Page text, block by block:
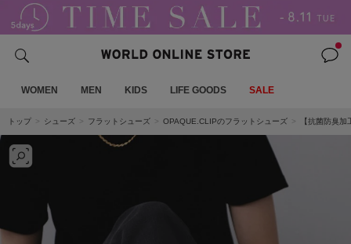
WOMEN MEN KIDS LIFE GOODS SALE
トップ シューズ フラットシューズ OPAQUE.CLIPのフラットシューズ 【抗菌防臭